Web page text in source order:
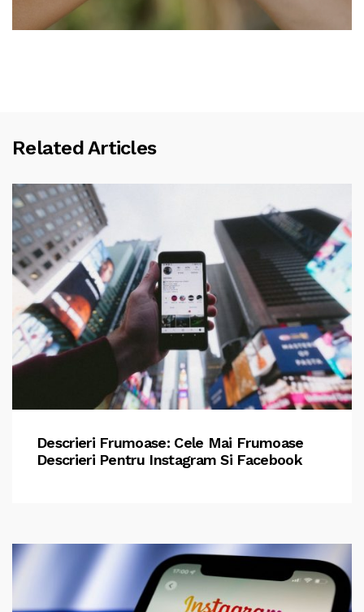
Related Articles
Descrieri Frumoase: Cele Mai Frumoase
Descrieri Pentru Instagram Si Facebook